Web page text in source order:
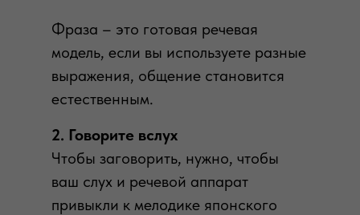
Фраза – это готовая речевая
модель, если вы используете разные
выражения, общение становится
естественным.
2. Говорите вслух
Чтобы заговорить, нужно, чтобы
ваш слух и речевой аппарат
привыкли к мелодике японского